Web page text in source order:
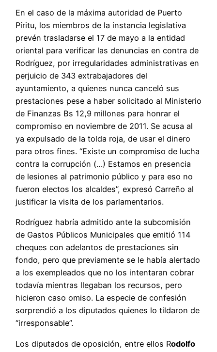
En el caso de la máxima autoridad de Puerto
Píritu, los miembros de la instancia legislativa
prevén trasladarse el 17 de mayo a la entidad
oriental para verificar las denuncias en contra de
Rodríguez, por irregularidades administrativas en
perjuicio de 343 extrabajadores del
ayuntamiento, a quienes nunca canceló sus
prestaciones pese a haber solicitado al Ministerio
de Finanzas Bs 12,9 millones para honrar el
compromiso en noviembre de 2011. Se acusa al
ya expulsado de la tolda roja, de usar el dinero
para otros fines. “Existe un compromiso de lucha
contra la corrupción (…) Estamos en presencia
de lesiones al patrimonio público y para eso no
fueron electos los alcaldes”, expresó Carreño al
justificar la visita de los parlamentarios.
Rodríguez habría admitido ante la subcomisión
de Gastos Públicos Municipales que emitió 114
cheques con adelantos de prestaciones sin
fondo, pero que previamente se le había alertado
a los exempleados que no los intentaran cobrar
todavía mientras llegaban los recursos, pero
hicieron caso omiso. La especie de confesión
sorprendió a los diputados quienes lo tildaron de
“irresponsable”.
Los diputados de oposición, entre ellos Rodolfo